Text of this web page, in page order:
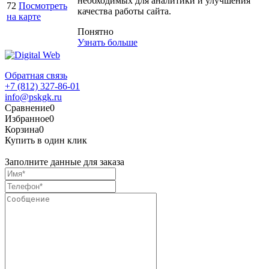
72 Посмотреть
на карте
качества работы сайта.
Понятно
Узнать больше
Обратная связь
+7 (812) 327-86-01
info@pskgk.ru
Сравнение0
Избранное0
Корзина0
Купить в один клик
Заполните данные для заказа